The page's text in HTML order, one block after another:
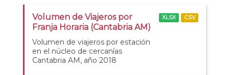
Volumen de Viajeros por
Franja Horaria (Cantabria AM)
Volumen de viajeros por estación
en el núcleo de cercanías
Cantabria AM, año 2018
XLSX CSV